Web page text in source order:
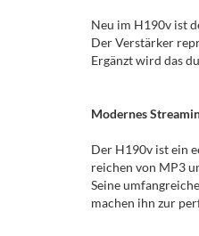
Neu im H190v ist
Der Verstärker
Ergänzt wird das
Modernes
Der H190v ist ein
reichen von MP3
Seine
machen ihn zur